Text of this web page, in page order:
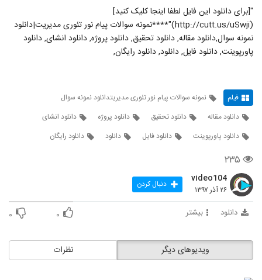
"[برای دانلود این فایل لطفا اینجا کلیک کنید]
(http://cutt.us/uSwji)"****نمونه سوالات پیام نور تئوری مدیریت|دانلود
نمونه سوال,دانلود مقاله, دانلود تحقیق, دانلود پروژه, دانلود انشای, دانلود
پاورپوینت, دانلود فایل, دانلود, دانلود رایگان,
فیلم
نمونه سوالات پیام نور تئوری مدیریتدانلود نمونه سوال
دانلود مقاله
دانلود تحقیق دانلود پروژه
دانلود انشای
دانلود پاورپوینت
دانلود فایل دانلود دانلود رایگان
۲۳۵
video104
۲۶ آذر ۱۳۹۷ دنبال کردن
دانلود بیشتر ۰ ۰
نظرات ویدیوهای دیگر